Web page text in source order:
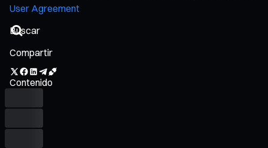
User Agreement
Compartir
Contenido